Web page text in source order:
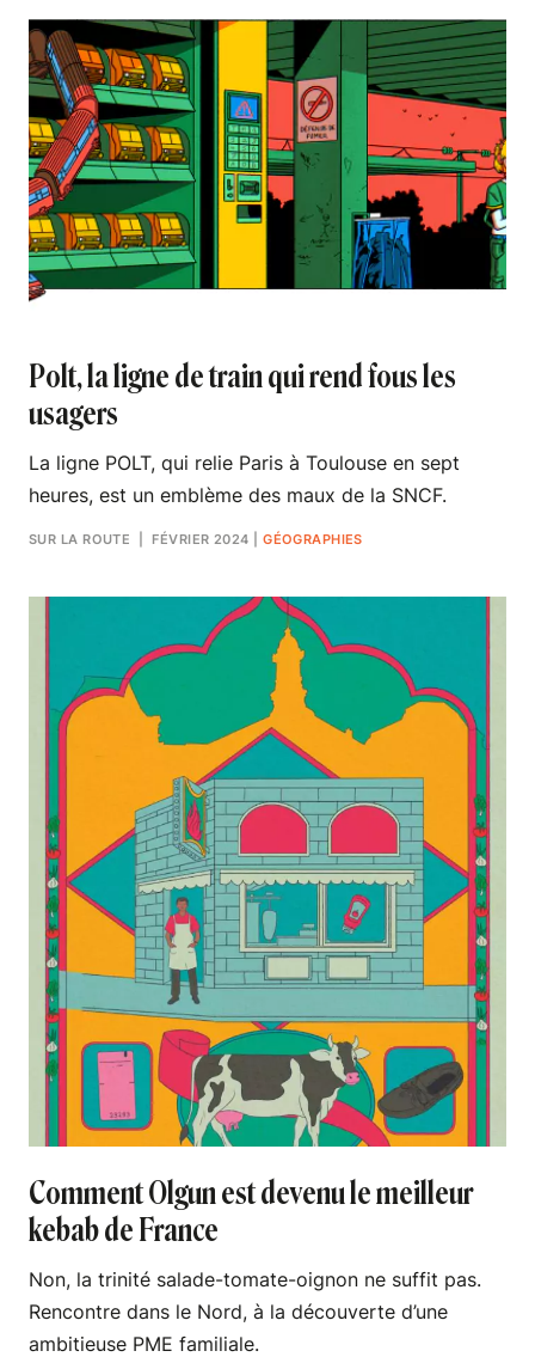
Polt, la ligne de train qui rend fous les
usagers
La ligne POLT, qui relie Paris à Toulouse en sept
heures, est un emblème des maux de la SNCF.
SUR LA ROUTE | FÉVRIER 2024 |GÉOGRAPHIES
Comment Olgun est devenu le meilleur
kebab de France
Non, la trinité salade-tomate-oignon ne suffit pas.
Rencontre dans le Nord, à la découverte d’une
ambitieuse PME familiale.